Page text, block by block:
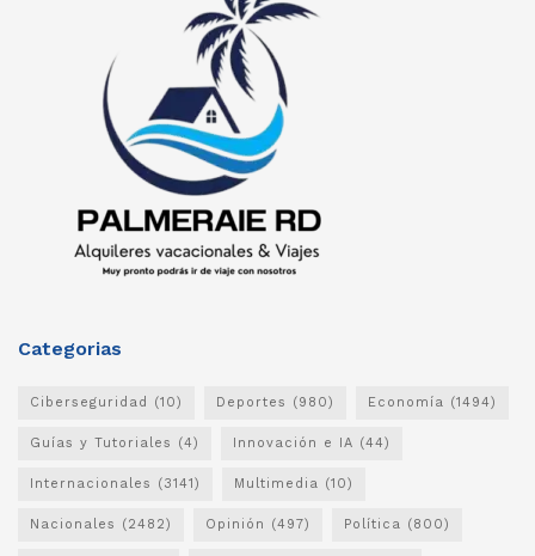
Categorias
Ciberseguridad (10) Deportes (980) Economía (1494)
Guías y Tutoriales (4) Innovación e IA (44)
Internacionales (3141) Multimedia (10)
Nacionales (2482) Opinión (497) Política (800)